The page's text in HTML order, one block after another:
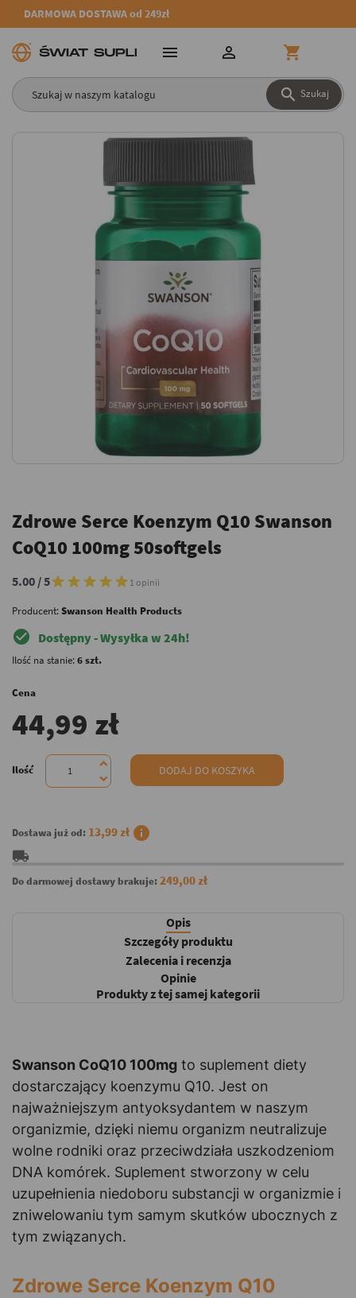
DARMOWA DOSTAWA od 249zł
 Szukaj
  
Zdrowe Serce Koenzym Q10 Swanson
CoQ10 100mg 50softgels
5.00 / 5 1 opinii
Producent:Swanson Health Products
check_circle Dostępny - Wysyłka w 24h!
Ilość na stanie:6 szt.
Cena
44,99 zł
Ilość DODAJ DO KOSZYKA
Dostawa już od: 13,99 zł info
local_shipping
Do darmowej dostawy brakuje:249,00 zł
Opis
Szczegóły produktu
Zalecenia i recenzja
Opinie
Produkty z tej samej kategorii
Swanson CoQ10 100mg to suplement diety
dostarczający koenzymu Q10. Jest on
najważniejszym antyoksydantem w naszym
organizmie, dzięki niemu organizm neutralizuje
wolne rodniki oraz przeciwdziała uszkodzeniom
DNA komórek. Suplement stworzony w celu
uzupełnienia niedoboru substancji w organizmie i
zniwelowaniu tym samym skutków ubocznych z
tym związanych.
Zdrowe Serce Koenzym Q10